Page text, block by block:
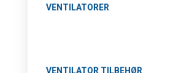
VENTILATORER
VENTILATOR TILBEHØR